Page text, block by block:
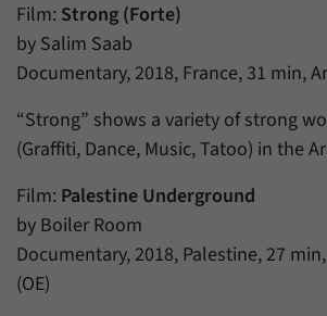
Film: Strong (Forte)
by Salim Saab
Documentary, 2018, France, 31 min,
“Strong” shows a variety of strong
(Graffiti, Dance, Music, Tatoo) in the
Film: Palestine Underground
by Boiler Room
Documentary, 2018, Palestine, 27
(OE)
Anbieter Forum Transregionale
Laufzeit 1 Jahr
Dieser Wert speichert Ihre
Einstellungen. Unter
Ihrer vorgenommen
Laufzeit
Zweck
Mit diesem Cookie können
über Benutzer unserer
speichern, zum Beispiel die
Name _pk_ref
Anbieter Matomo
Laufzeit